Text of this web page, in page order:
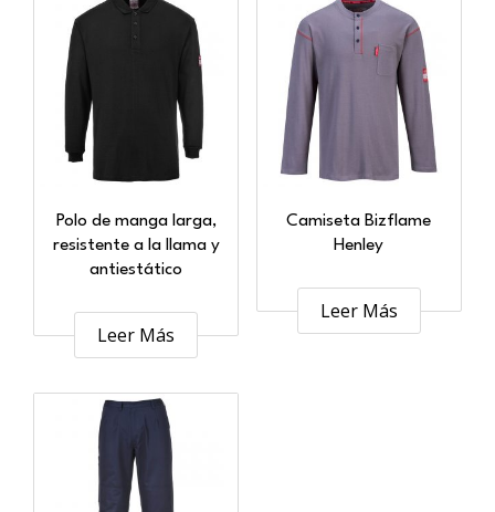
Polo de manga larga,
resistente a la llama y
antiestático
Leer Más
Camiseta Bizflame
Henley
Leer Más